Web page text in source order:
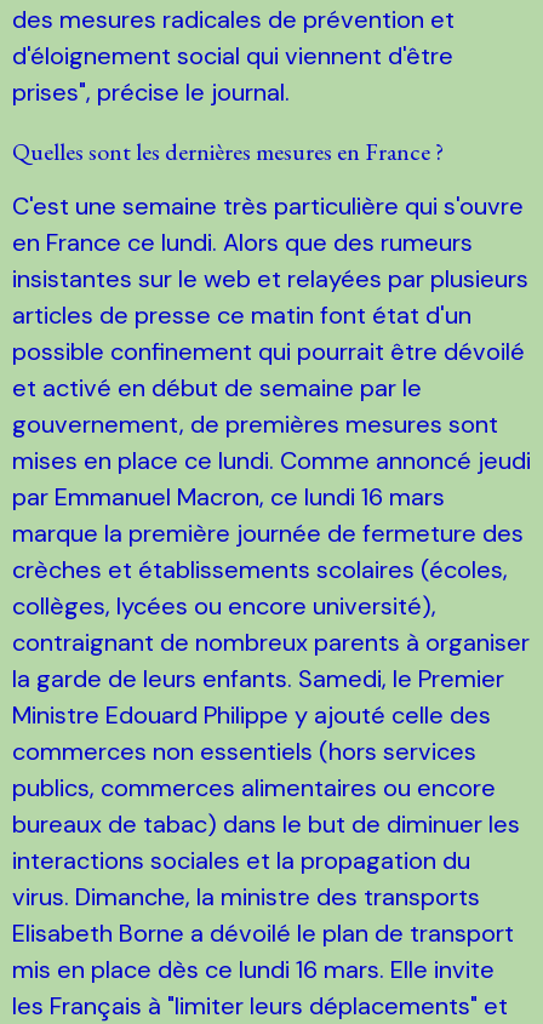
des mesures radicales de prévention et
d'éloignement social qui viennent d'être
prises", précise le journal.
Quelles sont les dernières mesures en France ?
C'est une semaine très particulière qui s'ouvre
en France ce lundi. Alors que des rumeurs
insistantes sur le web et relayées par plusieurs
articles de presse ce matin font état d'un
possible confinement qui pourrait être dévoilé
et activé en début de semaine par le
gouvernement, de premières mesures sont
mises en place ce lundi. Comme annoncé jeudi
par Emmanuel Macron, ce lundi 16 mars
marque la première journée de fermeture des
crèches et établissements scolaires (écoles,
collèges, lycées ou encore université),
contraignant de nombreux parents à organiser
la garde de leurs enfants. Samedi, le Premier
Ministre Edouard Philippe y ajouté celle des
commerces non essentiels (hors services
publics, commerces alimentaires ou encore
bureaux de tabac) dans le but de diminuer les
interactions sociales et la propagation du
virus. Dimanche, la ministre des transports
Elisabeth Borne a dévoilé le plan de transport
mis en place dès ce lundi 16 mars. Elle invite
les Français à "limiter leurs déplacements" et